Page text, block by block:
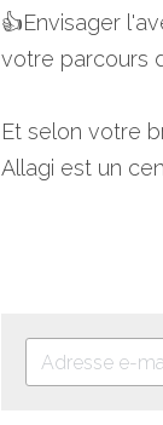
👍Envisager
votre parcours
Et selon votre
Allagi est un